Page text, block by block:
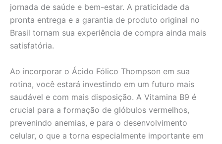
jornada de saúde e bem-estar. A praticidade da
pronta entrega e a garantia de produto original no
Brasil tornam sua experiência de compra ainda mais
satisfatória.
Ao incorporar o Ácido Fólico Thompson em sua
rotina, você estará investindo em um futuro mais
saudável e com mais disposição. A Vitamina B9 é
crucial para a formação de glóbulos vermelhos,
prevenindo anemias, e para o desenvolvimento
celular, o que a torna especialmente importante em